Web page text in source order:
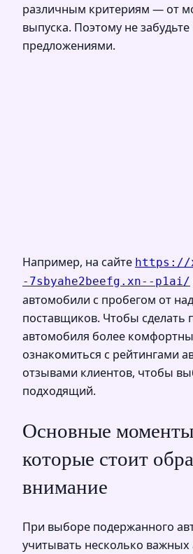
различным критериям — от
выпуска. Поэтому не
предложениями.
Например, на сайте https://
-7sbyahe2beefg.xn--p1ai/
автомобили с пробегом от
поставщиков. Чтобы сделать
автомобиля более
ознакомиться с рейтингами
отзывами клиентов, чтобы
подходящий.
Основные
которые стоит
внимание
При выборе подержанного
учитывать несколько важных